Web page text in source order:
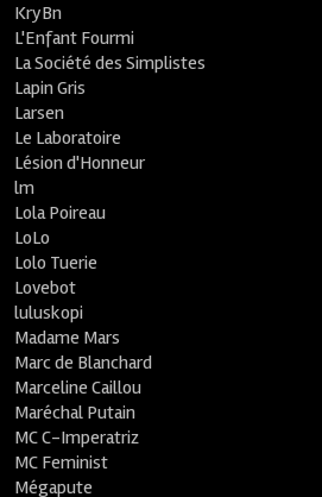
KryBn
L'Enfant Fourmi
La Société des Simplistes
Lapin Gris
Larsen
Le Laboratoire
Lésion d'Honneur
lm
Lola Poireau
LoLo
Lolo Tuerie
Lovebot
luluskopi
Madame Mars
Marc de Blanchard
Marceline Caillou
Maréchal Putain
MC C-Imperatriz
MC Feminist
Mégapute